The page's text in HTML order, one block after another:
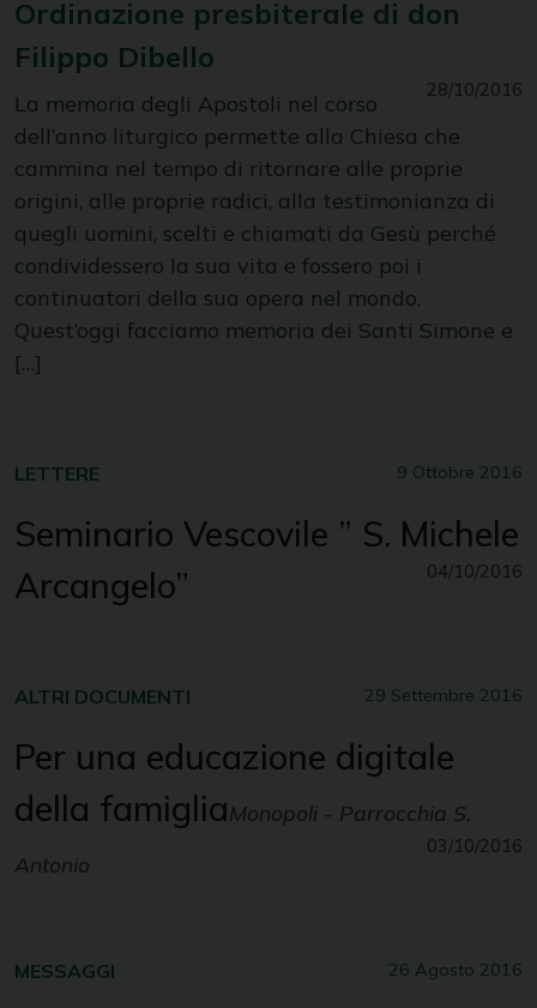
Ordinazione presbiterale di don
Filippo Dibello
28/10/2016
La memoria degli Apostoli nel corso
dell’anno liturgico permette alla Chiesa che
cammina nel tempo di ritornare alle proprie
origini, alle proprie radici, alla testimonianza di
quegli uomini, scelti e chiamati da Gesù perché
condividessero la sua vita e fossero poi i
continuatori della sua opera nel mondo.
Quest’oggi facciamo memoria dei Santi Simone e
[…]
9 Ottobre 2016
LETTERE
Seminario Vescovile ” S. Michele
Arcangelo”
04/10/2016
29 Settembre 2016
ALTRI DOCUMENTI
Per una educazione digitale
della famigliaMonopoli - Parrocchia S.
Antonio
03/10/2016
26 Agosto 2016
MESSAGGI